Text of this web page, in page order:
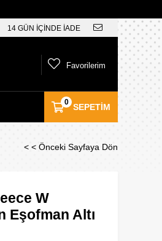
14 GÜN İÇİNDE İADE
SEPETIM
0
Favorilerim
< < Önceki Sayfaya Dön
W
Eşofman Altı